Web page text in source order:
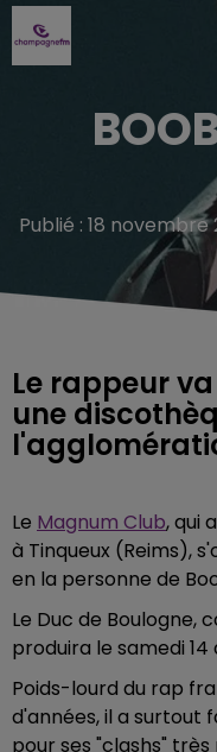
Publié : 18 novembre
Le rappeur
une
Le Magnum Club, qui
à Tinqueux (Reims),
en la personne de
Le Duc de Boulogne,
produira le samedi 14
Poids-lourd du rap
d'années, il a surtout
pour ses "clashs"